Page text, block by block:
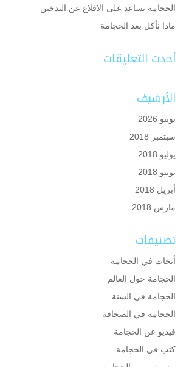
الحجامة تساعد على الاقلاع عن التدخين
ماذا نأكل بعد الحجامة
أحدث التعليقات
الأرشيف
يونيو 2026
سبتمبر 2018
يوليو 2018
يونيو 2018
أبريل 2018
مارس 2018
تصنيفات
أبحاث في الحجامة
الحجامة حول العالم
الحجامة في السنة
الحجامة في الصحافة
فيديو عن الحجامة
كتب في الحجامة